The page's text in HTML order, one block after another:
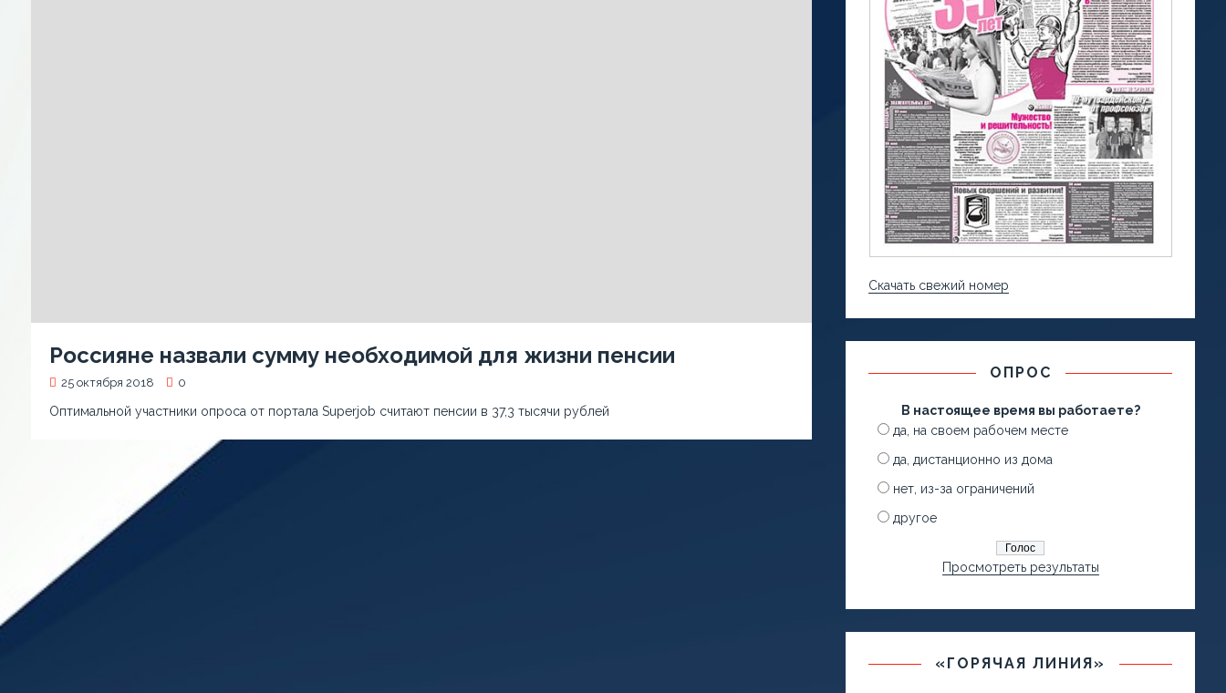
Россияне назвали сумму необходимой для жизни пенсии
25 октября 2018 0
Оптимальной участники опроса от портала Superjob считают пенсии в 37,3 тысячи рублей
Скачать свежий номер
ОПРОС
В настоящее время вы работаете?
да, на своем рабочем месте
да, дистанционно из дома
нет, из-за ограничений
другое
Просмотреть результаты
«ГОРЯЧАЯ ЛИНИЯ»